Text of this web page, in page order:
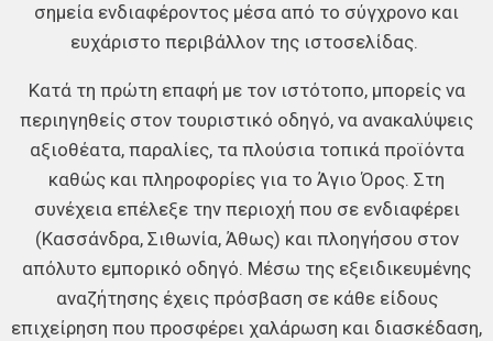
σημεία ενδιαφέροντος μέσα από το σύγχρονο και
ευχάριστο περιβάλλον της ιστοσελίδας.
Κατά τη πρώτη επαφή με τον ιστότοπο, μπορείς να
περιηγηθείς στον τουριστικό οδηγό, να ανακαλύψεις
αξιοθέατα, παραλίες, τα πλούσια τοπικά προϊόντα
καθώς και πληροφορίες για το Άγιο Όρος. Στη
συνέχεια επέλεξε την περιοχή που σε ενδιαφέρει
(Κασσάνδρα, Σιθωνία, Άθως) και πλοηγήσου στον
απόλυτο εμπορικό οδηγό. Μέσω της εξειδικευμένης
αναζήτησης έχεις πρόσβαση σε κάθε είδους
επιχείρηση που προσφέρει χαλάρωση και διασκέδαση,